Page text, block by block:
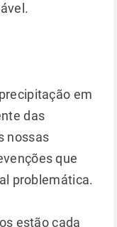
em
das
nossas
que
problemática.
estão cada